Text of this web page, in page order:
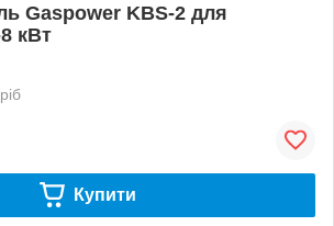
Gaspower KBS-2 для
кВт
Купити